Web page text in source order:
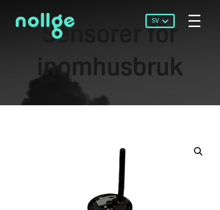
SV
Sensorer för
inomhusbruk